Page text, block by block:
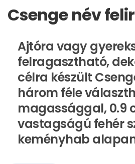
Csenge név
Ajtóra vagy
felragasztható,
célra készült
három féle
magassággal, 0.9
vastagságú fehér
keményhab